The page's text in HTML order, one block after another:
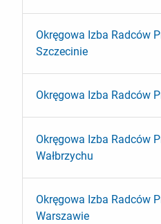
Okręgowa Izba Radców
Szczecinie
Okręgowa Izba Radców
Okręgowa Izba Radców
Wałbrzychu
Okręgowa Izba Radców
Warszawie